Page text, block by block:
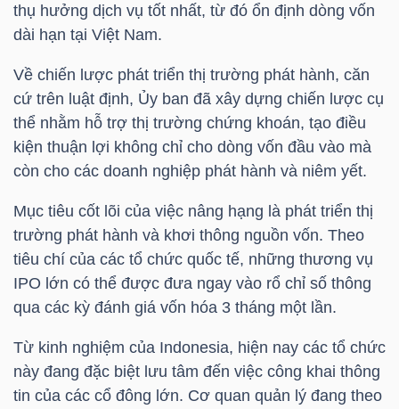
thụ hưởng dịch vụ tốt nhất, từ đó ổn định dòng vốn
dài hạn tại Việt Nam.
Về chiến lược phát triển thị trường phát hành, căn
cứ trên luật định, Ủy ban đã xây dựng chiến lược cụ
thể nhằm hỗ trợ thị trường chứng khoán, tạo điều
kiện thuận lợi không chỉ cho dòng vốn đầu vào mà
còn cho các doanh nghiệp phát hành và niêm yết.
Mục tiêu cốt lõi của việc nâng hạng là phát triển thị
trường phát hành và khơi thông nguồn vốn. Theo
tiêu chí của các tổ chức quốc tế, những thương vụ
IPO lớn có thể được đưa ngay vào rổ chỉ số thông
qua các kỳ đánh giá vốn hóa 3 tháng một lần.
Từ kinh nghiệm của Indonesia, hiện nay các tổ chức
này đang đặc biệt lưu tâm đến việc công khai thông
tin của các cổ đông lớn. Cơ quan quản lý đang theo
TIỆN
BẤT
SẢN
Mã
chứng
khoán
Tất cả Cổ phiếu Chỉ số Chứng chỉ quỹ Chứng